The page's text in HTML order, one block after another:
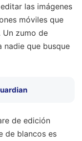
las imágenes
móviles que
Un zumo de
nadie que busque
de edición
de blancos es